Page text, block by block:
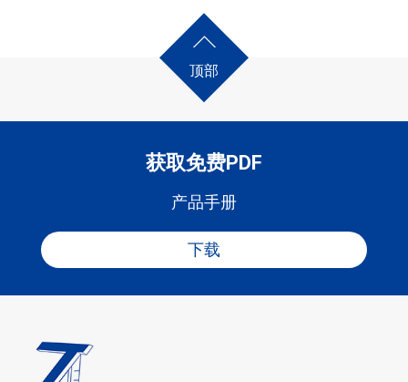
顶部
获取免费PDF
产品手册
下载